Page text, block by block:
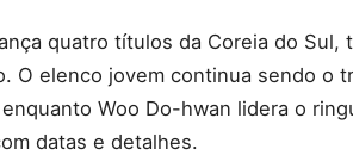
quatro títulos da Coreia do
O elenco jovem continua sendo o
Woo Do-hwan lidera o
datas e detalhes.